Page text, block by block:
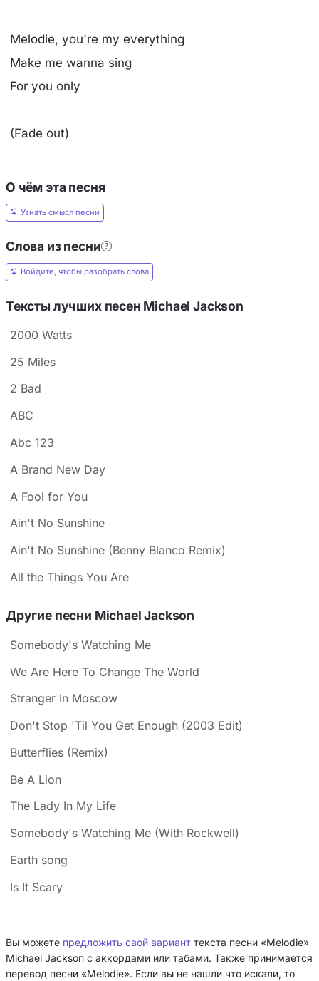
Melodie, you're my everything
Make me wanna sing
For you only
(Fade out)
О чём эта песня
Узнать смысл песни
Слова из песни
Войдите, чтобы разобрать слова
Тексты лучших песен Michael Jackson
2000 Watts
25 Miles
2 Bad
ABC
Abc 123
A Brand New Day
A Fool for You
Ain't No Sunshine
Ain't No Sunshine (Benny Blanco Remix)
All the Things You Are
Другие песни Michael Jackson
Somebody's Watching Me
We Are Here To Change The World
Stranger In Moscow
Don't Stop 'Til You Get Enough (2003 Edit)
Butterflies (Remix)
Be A Lion
The Lady In My Life
Somebody's Watching Me (With Rockwell)
Earth song
Is It Scary
Вы можете предложить свой вариант текста песни «Melodie»
Michael Jackson с аккордами или табами. Также принимается
перевод песни «Melodie». Если вы не нашли что искали, то